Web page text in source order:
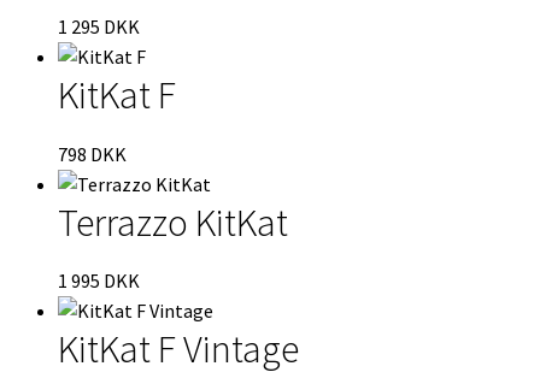
1 295 DKK
KitKat F
798 DKK
Terrazzo KitKat
1 995 DKK
KitKat F Vintage